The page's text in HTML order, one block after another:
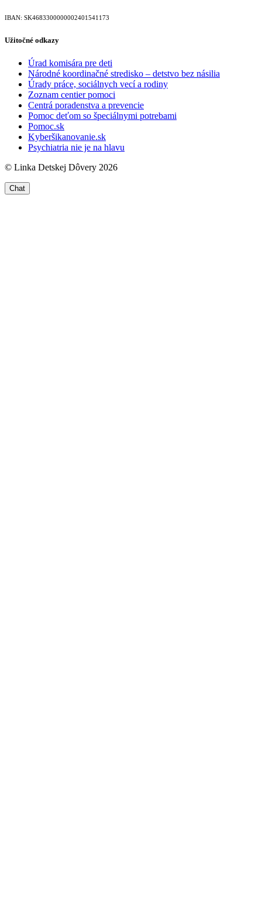
IBAN: SK46833000000­02401541173
Užitočné odkazy
Úrad komisára pre deti
Národné koordinačné stredisko – detstvo bez násilia
Úrady práce, sociálnych vecí a rodiny
Zoznam centier pomoci
Centrá poradenstva a prevencie
Pomoc deťom so špeciálnymi potrebami
Pomoc.sk
Kyberšikanovanie.sk
Psychiatria nie je na hlavu
© Linka Detskej Dôvery 2026